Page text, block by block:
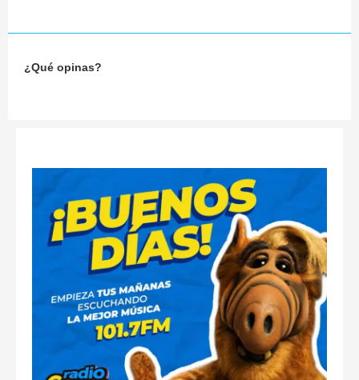
¿Qué opinas?